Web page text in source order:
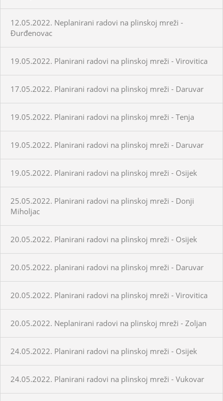
12.05.2022. Neplanirani radovi na plinskoj mreži -
Đurđenovac
19.05.2022. Planirani radovi na plinskoj mreži - Virovitica
17.05.2022. Planirani radovi na plinskoj mreži - Daruvar
19.05.2022. Planirani radovi na plinskoj mreži - Tenja
19.05.2022. Planirani radovi na plinskoj mreži - Daruvar
19.05.2022. Planirani radovi na plinskoj mreži - Osijek
25.05.2022. Planirani radovi na plinskoj mreži - Donji
Miholjac
20.05.2022. Planirani radovi na plinskoj mreži - Osijek
20.05.2022. planirani radovi na plinskoj mreži - Daruvar
20.05.2022. Planirani radovi na plinskoj mreži - Virovitica
20.05.2022. Neplanirani radovi na plinskoj mreži - Zoljan
24.05.2022. Planirani radovi na plinskoj mreži - Osijek
24.05.2022. Planirani radovi na plinskoj mreži - Vukovar